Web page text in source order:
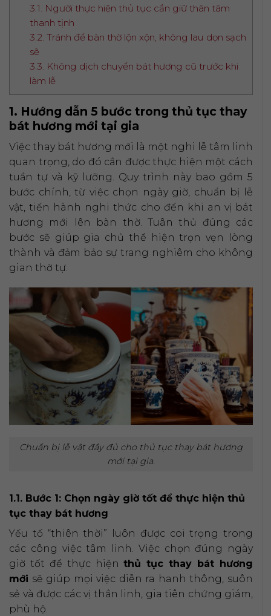
3.1. Người thực hiện thủ tục cần giữ thân tâm
thanh tịnh
3.2. Tránh để bàn thờ lộn xộn, không lau dọn sạch
sẽ
3.3. Không dịch chuyển bát hương cũ trước khi
làm lễ
1. Hướng dẫn 5 bước trong thủ tục thay
bát hương mới tại gia
Việc thay bát hương mới là một nghi lễ tâm linh
quan trọng, do đó cần được thực hiện một cách
tuần tự và kỹ lưỡng. Quy trình này bao gồm 5
bước chính, từ việc chọn ngày giờ, chuẩn bị lễ
vật, tiến hành nghi thức cho đến khi an vị bát
hương mới lên bàn thờ. Tuân thủ đúng các
bước sẽ giúp gia chủ thể hiện trọn vẹn lòng
thành và đảm bảo sự trang nghiêm cho không
gian thờ tự.
Chuẩn bị lễ vật đầy đủ cho thủ tục thay bát hương
mới tại gia.
1.1. Bước 1: Chọn ngày giờ tốt để thực hiện thủ
tục thay bát hương
Yếu tố “thiên thời” luôn được coi trọng trong
các công việc tâm linh. Việc chọn đúng ngày
giờ tốt để thực hiệnthủ tục thay bát hương
mới sẽ giúp mọi việc diễn ra hanh thông, suôn
sẻ và được các vị thần linh, gia tiên chứng giám,
phù hộ.